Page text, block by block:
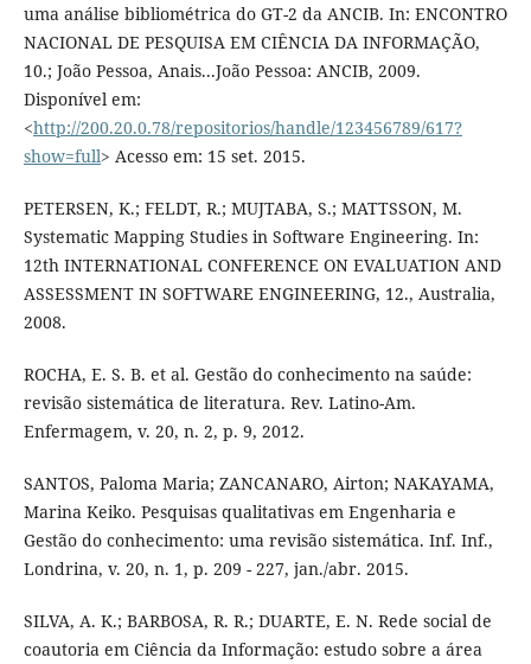
uma análise bibliométrica do GT-2 da ANCIB. In: ENCONTRO
NACIONAL DE PESQUISA EM CIÊNCIA DA INFORMAÇÃO,
10.; João Pessoa, Anais...João Pessoa: ANCIB, 2009.
Disponível em:
<http://200.20.0.78/repositorios/handle/123456789/617?
show=full> Acesso em: 15 set. 2015.
PETERSEN, K.; FELDT, R.; MUJTABA, S.; MATTSSON, M.
Systematic Mapping Studies in Software Engineering. In:
12th INTERNATIONAL CONFERENCE ON EVALUATION AND
ASSESSMENT IN SOFTWARE ENGINEERING, 12., Australia,
2008.
ROCHA, E. S. B. et al. Gestão do conhecimento na saúde:
revisão sistemática de literatura. Rev. Latino-Am.
Enfermagem, v. 20, n. 2, p. 9, 2012.
SANTOS, Paloma Maria; ZANCANARO, Airton; NAKAYAMA,
Marina Keiko. Pesquisas qualitativas em Engenharia e
Gestão do conhecimento: uma revisão sistemática. Inf. Inf.,
Londrina, v. 20, n. 1, p. 209 - 227, jan./abr. 2015.
SILVA, A. K.; BARBOSA, R. R.; DUARTE, E. N. Rede social de
coautoria em Ciência da Informação: estudo sobre a área